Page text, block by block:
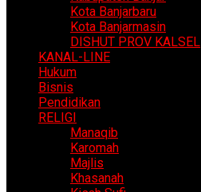
Kota Banjarbaru
Kota Banjarmasin
DISHUT PROV KALSEL
KANAL-LINE
Hukum
Bisnis
Pendidikan
RELIGI
Manaqib
Karomah
Majlis
Khasanah